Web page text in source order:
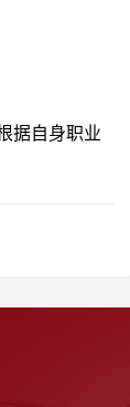
据自身职业